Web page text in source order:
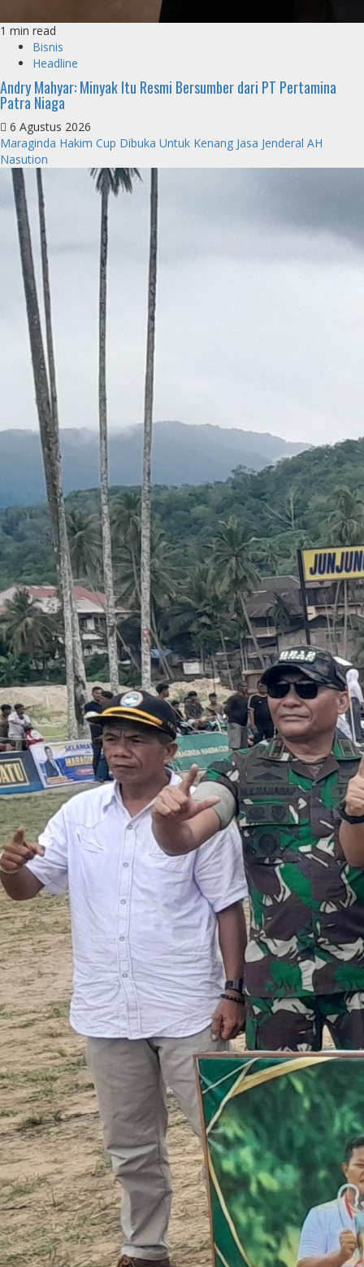
1 min read
Bisnis
Headline
Andry Mahyar: Minyak Itu Resmi Bersumber dari PT Pertamina
Patra Niaga
6 Agustus 2026
Maraginda Hakim Cup Dibuka Untuk Kenang Jasa Jenderal AH
Nasution